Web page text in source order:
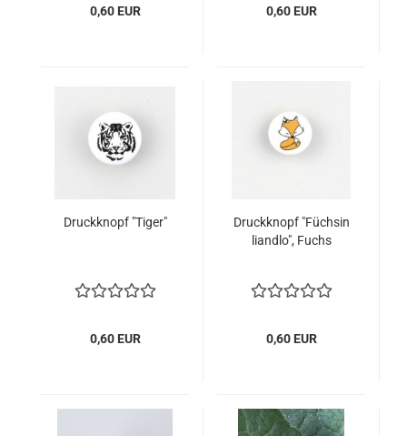
0,60 EUR 0,60 EUR
Druckknopf "Tiger"
0,60 EUR
Druckknopf "Füchsin
liandlo", Fuchs
0,60 EUR